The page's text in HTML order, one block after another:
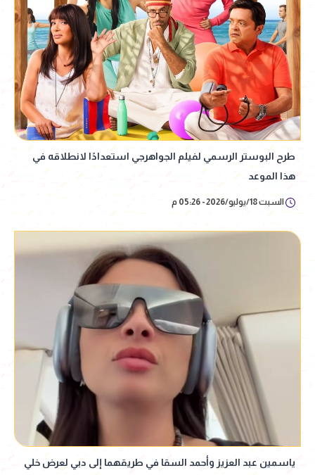
طرح البوستر الرسمي لفيلم الجواهرجي استعدادًا لانطلاقه في
هذا الموعد
السبت 18/يوليو/2026 - 05:26 م
ياسمين عبد العزيز وأحمد السقا في طريقهما إلى دبي لعرض خلي